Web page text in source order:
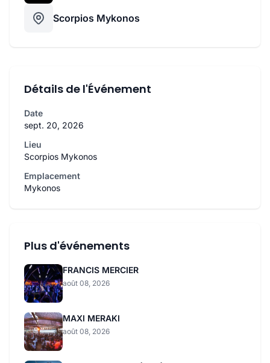
Scorpios Mykonos
Détails de l'Événement
Date
sept. 20, 2026
Lieu
Scorpios Mykonos
Emplacement
Mykonos
Plus d'événements
FRANCIS MERCIER
août 08, 2026
MAXI MERAKI
août 08, 2026